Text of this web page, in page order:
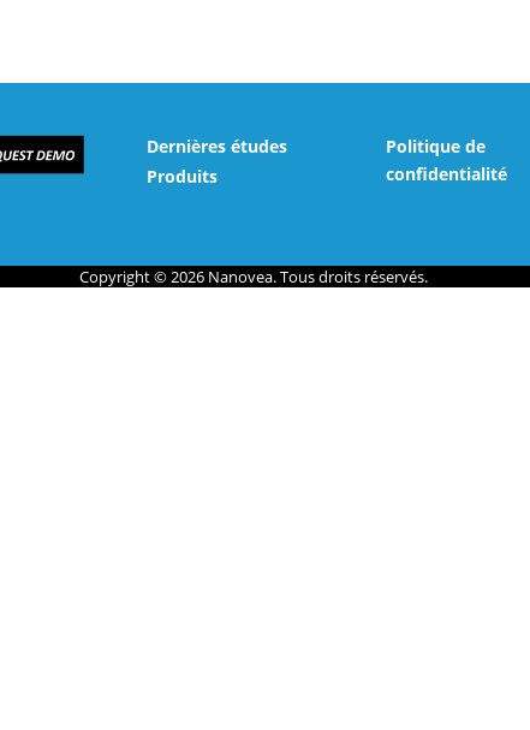
Dernières études
Produits
Politique de
confidentialité
Copyright © 2026 Nanovea. Tous droits réservés.